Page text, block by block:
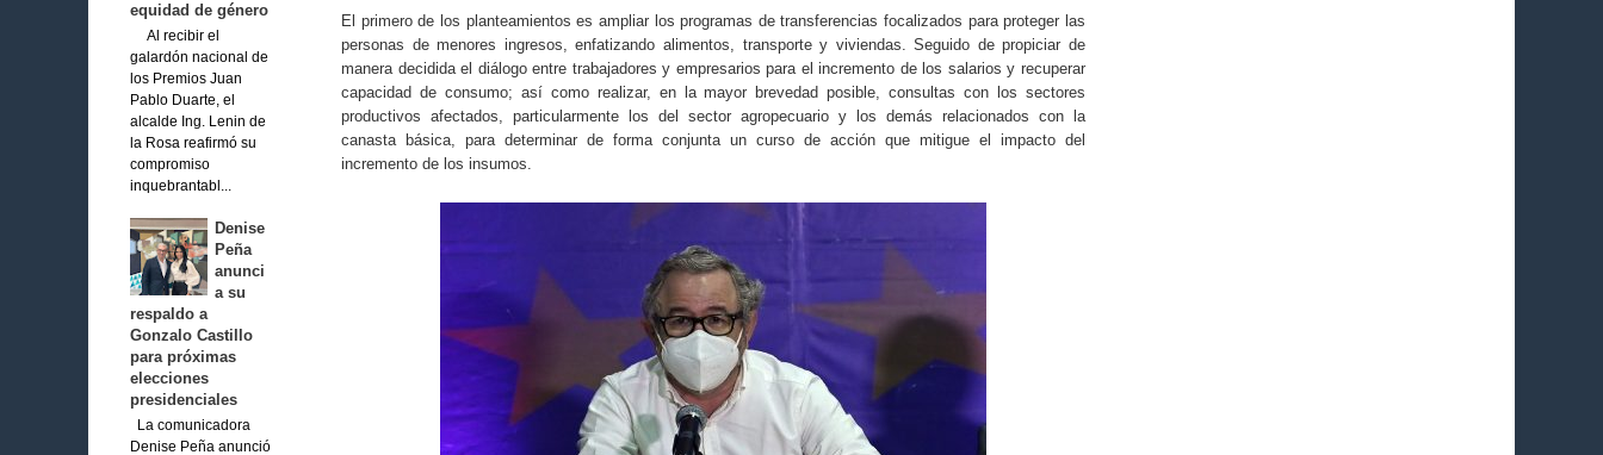
equidad de género
Al recibir el
galardón nacional de
los Premios Juan
Pablo Duarte, el
alcalde Ing. Lenin de
la Rosa reafirmó su
compromiso
inquebrantabl...
Denise
Peña
anunci
a su
respaldo a
Gonzalo Castillo
para próximas
elecciones
presidenciales
La comunicadora
Denise Peña anunció
El primero de los planteamientos es ampliar los programas de transferencias focalizados para proteger las
personas de menores ingresos, enfatizando alimentos, transporte y viviendas. Seguido de propiciar de
manera decidida el diálogo entre trabajadores y empresarios para el incremento de los salarios y recuperar
capacidad de consumo; así como realizar, en la mayor brevedad posible, consultas con los sectores
productivos afectados, particularmente los del sector agropecuario y los demás relacionados con la
canasta básica, para determinar de forma conjunta un curso de acción que mitigue el impacto del
incremento de los insumos.